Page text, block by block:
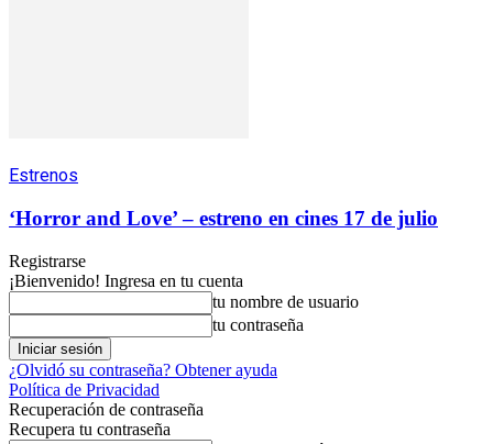
Estrenos
‘Horror and Love’ – estreno en cines 17 de julio
Registrarse
¡Bienvenido! Ingresa en tu cuenta
tu nombre de usuario
tu contraseña
¿Olvidó su contraseña? Obtener ayuda
Política de Privacidad
Recuperación de contraseña
Recupera tu contraseña